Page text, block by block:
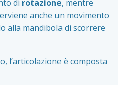
di rotazione, mentre
anche un movimento
alla mandibola di scorrere
l’articolazione è composta